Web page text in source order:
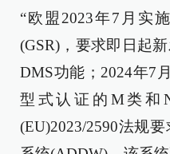
“欧盟2023年7月实
(GSR)，要求即日起
DMS功能；2024年7
型式认证的M类和
(EU)2023/2590法规